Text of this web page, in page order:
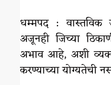
धम्मपद :
अजूनही जिच्या
अभाव आहे, अशी
करण्याच्या योग्यतेची